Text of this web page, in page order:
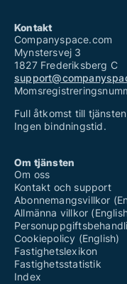
Kontakt
Companyspace.com
Mynstersvej 3
1827 Frederiksberg C
Full åtkomst till
Ingen bindningstid.
Om tjänsten
Om oss
Kontakt och support
Abonnemangsvillkor
Allmänna villkor
Cookiepolicy (English)
Fastighetslexikon
Fastighetsstatistik
Index